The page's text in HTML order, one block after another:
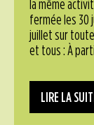
la même
fermée les 30
juillet sur
et tous : À
LIRE LA